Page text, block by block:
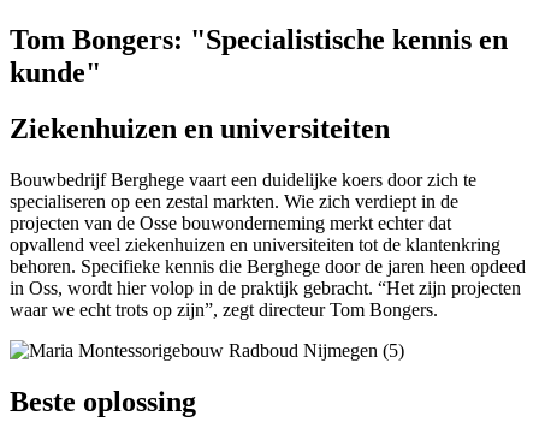
Tom Bongers: "Specialistische kennis en
kunde"
Ziekenhuizen en universiteiten
Bouwbedrijf Berghege vaart een duidelijke koers door zich te
specialiseren op een zestal markten. Wie zich verdiept in de
projecten van de Osse bouwonderneming merkt echter dat
opvallend veel ziekenhuizen en universiteiten tot de klantenkring
behoren. Specifieke kennis die Berghege door de jaren heen opdeed
in Oss, wordt hier volop in de praktijk gebracht. “Het zijn projecten
waar we echt trots op zijn”, zegt directeur Tom Bongers.
Beste oplossing